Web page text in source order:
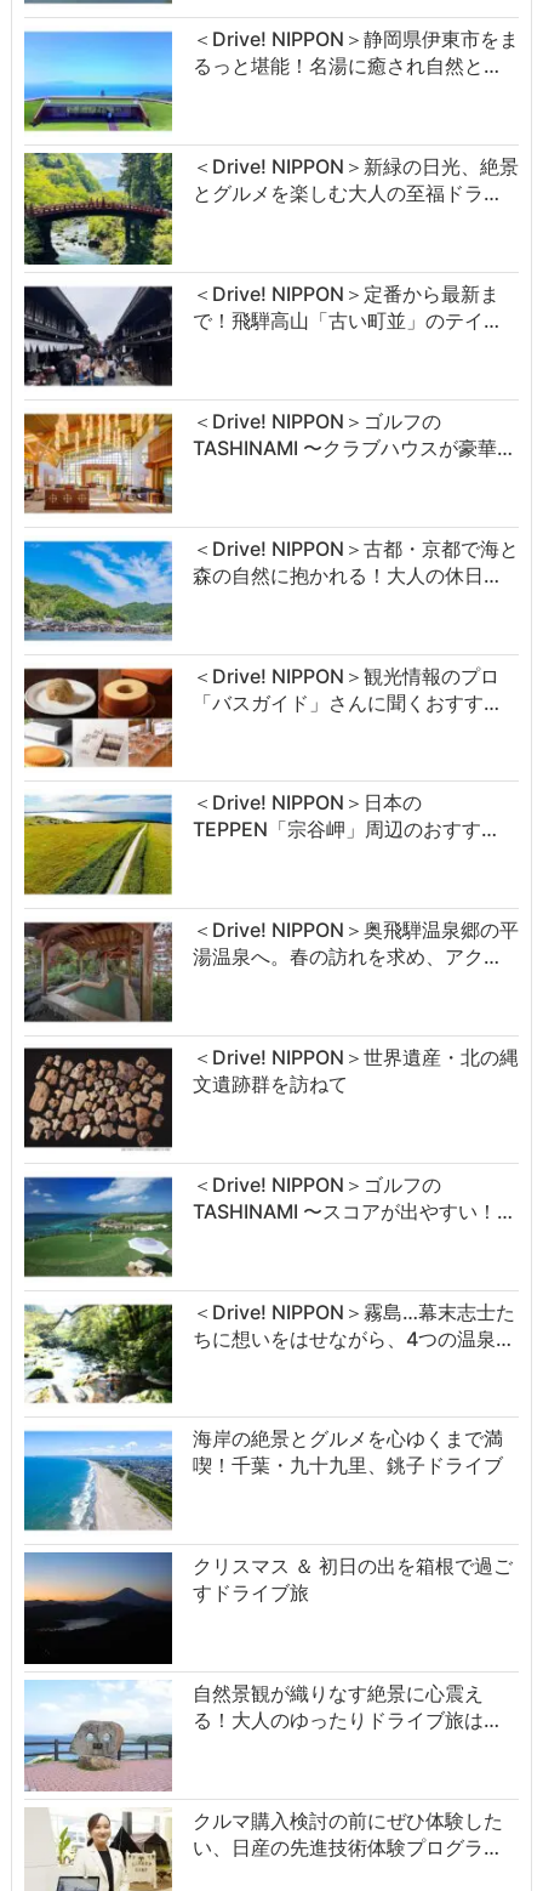
＜Drive! NIPPON＞静岡県伊東市をま
るっと堪能！名湯に癒され自然と…
＜Drive! NIPPON＞新緑の日光、絶景
とグルメを楽しむ大人の至福ドラ…
＜Drive! NIPPON＞定番から最新ま
で！飛騨高山「古い町並」のテイ…
＜Drive! NIPPON＞ゴルフの
TASHINAMI 〜クラブハウスが豪華…
＜Drive! NIPPON＞古都・京都で海と
森の自然に抱かれる！大人の休日…
＜Drive! NIPPON＞観光情報のプロ
「バスガイド」さんに聞くおすす…
＜Drive! NIPPON＞日本の
TEPPEN「宗谷岬」周辺のおすす…
＜Drive! NIPPON＞奥飛騨温泉郷の平
湯温泉へ。春の訪れを求め、アク…
＜Drive! NIPPON＞世界遺産・北の縄
文遺跡群を訪ねて
＜Drive! NIPPON＞ゴルフの
TASHINAMI 〜スコアが出やすい！…
＜Drive! NIPPON＞霧島…幕末志士た
ちに想いをはせながら、4つの温泉…
海岸の絶景とグルメを心ゆくまで満
喫！千葉・九十九里、銚子ドライブ
クリスマス ＆ 初日の出を箱根で過ご
すドライブ旅
自然景観が織りなす絶景に心震え
る！大人のゆったりドライブ旅は…
クルマ購入検討の前にぜひ体験した
い、日産の先進技術体験プログラ…